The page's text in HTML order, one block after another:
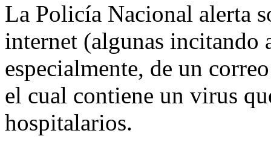
La Policía Nacional alerta
internet (algunas incitando
especialmente, de un
el cual contiene un virus
hospitalarios.